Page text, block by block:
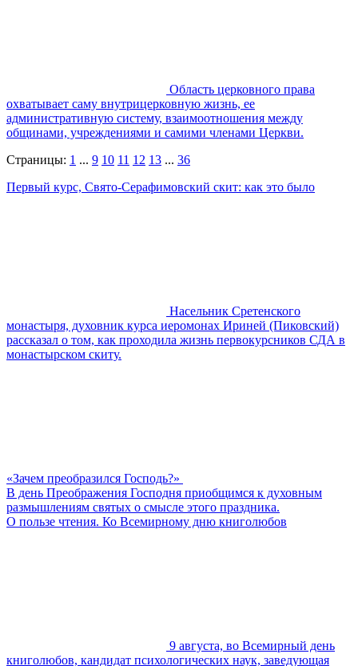
Область церковного права
охватывает саму внутрицерковную жизнь, ее
административную систему, взаимоотношения между
общинами, учреждениями и самими членами Церкви.
Страницы: 1 ... 9 10 11 12 13 ... 36
Первый курс, Свято-Серафимовский скит: как это было
Насельник Сретенского
монастыря, духовник курса иеромонах Ириней (Пиковский)
рассказал о том, как проходила жизнь первокурсников СДА в
монастырском скиту.
«Зачем преобразился Господь?»
В день Преображения Господня приобщимся к духовным
размышлениям святых о смысле этого праздника.
О пользе чтения. Ко Всемирному дню книголюбов
9 августа, во Всемирный день
книголюбов, кандидат психологических наук, заведующая